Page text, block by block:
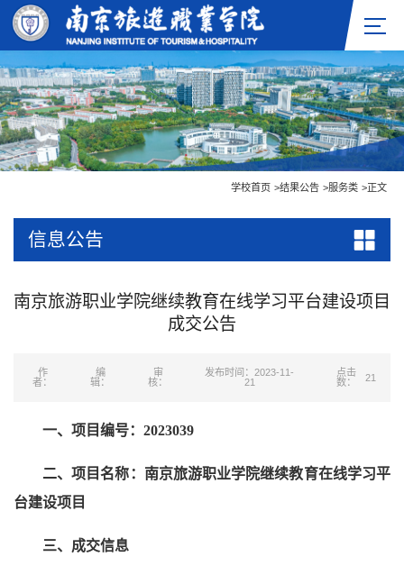
学校首页 >结果公告 >服务类 >正文
信息公告
南京旅游职业学院继续教育在线学习平台建设项目
成交公告
作
者：
编
辑：
审
核：
发布时间：2023-11-
21
点击
数：
21
一、项目编号：2023039
二、项目名称：南京旅游职业学院继续教育在线学习平
台建设项目
三、成交信息